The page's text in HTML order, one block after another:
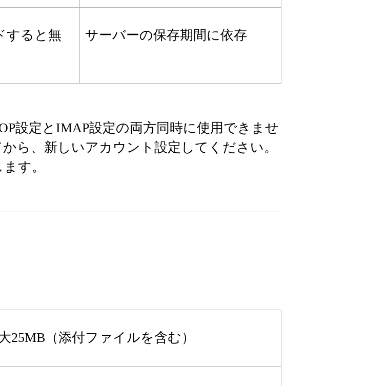
すると無
サーバーの保存期間に依存
設定とIMAP設定の両方同時に使用できませ
ら、新しいアカウント設定してください。
す。
25MB（添付ファイルを含む）